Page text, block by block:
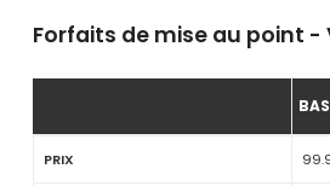
Forfaits de mise au point -
PRIX